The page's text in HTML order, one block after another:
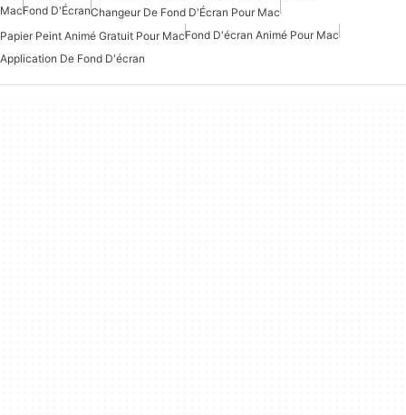
MacFond D'ÉcranChangeur De Fond D'Écran Pour Mac
Papier Peint Animé Gratuit Pour MacFond D'écran Animé Pour Mac
Application De Fond D'écran